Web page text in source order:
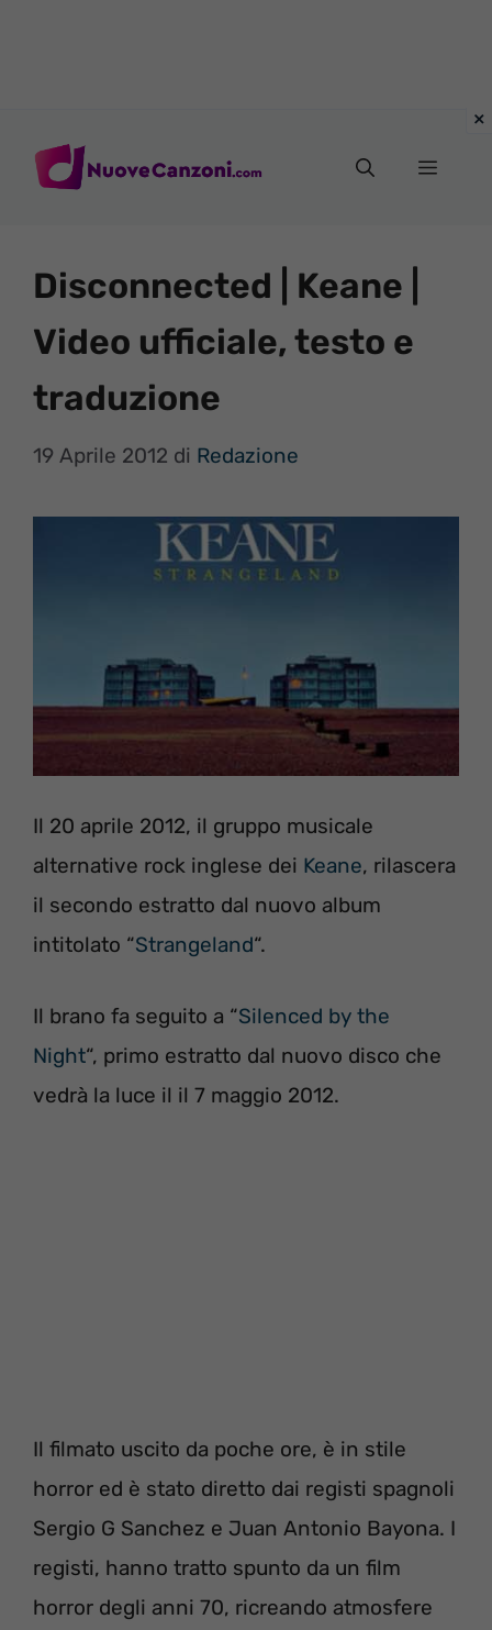
Menu
Disconnected | Keane |
Video ufficiale, testo e
traduzione
19 Aprile 2012 di Redazione
Il 20 aprile 2012, il gruppo musicale
alternative rock inglese dei Keane, rilascera
il secondo estratto dal nuovo album
intitolato “Strangeland“.
Il brano fa seguito a “Silenced by the
Night“, primo estratto dal nuovo disco che
vedrà la luce il il 7 maggio 2012.
Il filmato uscito da poche ore, è in stile
horror ed è stato diretto dai registi spagnoli
Sergio G Sanchez e Juan Antonio Bayona. I
registi, hanno tratto spunto da un film
horror degli anni 70, ricreando atmosfere